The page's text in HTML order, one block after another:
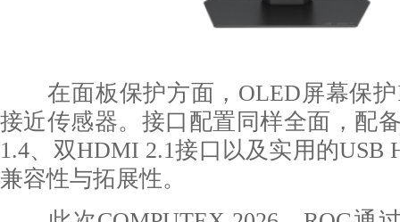
在面板保护方面，OLED屏幕保护
接近传感器。接口配置同样全面，配
1.4、双HDMI 2.1接口以及实用的USB
兼容性与拓展性。